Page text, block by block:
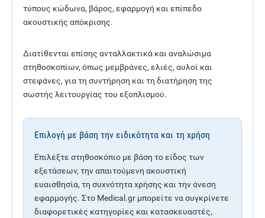
τύπους κώδωνα, βάρος, εφαρμογή και επίπεδο
ακουστικής απόκρισης.
Διατίθενται επίσης ανταλλακτικά και αναλώσιμα
στηθοσκοπίων, όπως μεμβράνες, ελιές, αυλοί και
στεφάνες, για τη συντήρηση και τη διατήρηση της
σωστής λειτουργίας του εξοπλισμού.
Επιλογή με βάση την ειδικότητα και τη χρήση
Επιλέξτε στηθοσκόπιο με βάση το είδος των
εξετάσεων, την απαιτούμενη ακουστική
ευαισθησία, τη συχνότητα χρήσης και την άνεση
εφαρμογής. Στο Medical.gr μπορείτε να συγκρίνετε
διαφορετικές κατηγορίες και κατασκευαστές,